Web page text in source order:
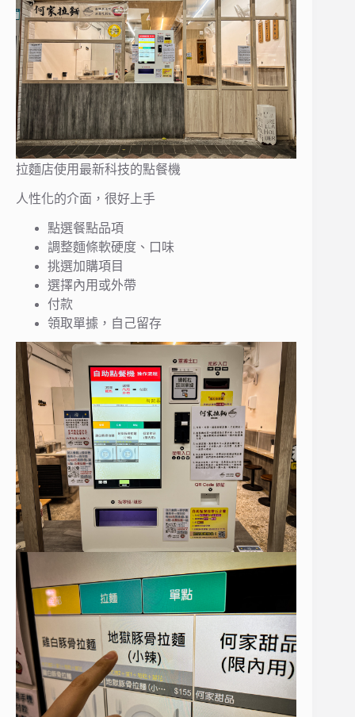
拉麵店使用最新科技的點餐機
人性化的介面，很好上手
點選餐點品項
調整麵條軟硬度、口味
挑選加購項目
選擇內用或外帶
付款
領取單據，自己留存